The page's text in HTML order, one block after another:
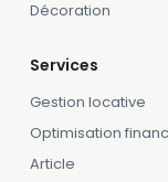
Décoration
Services
Gestion locative
Optimisation
Article